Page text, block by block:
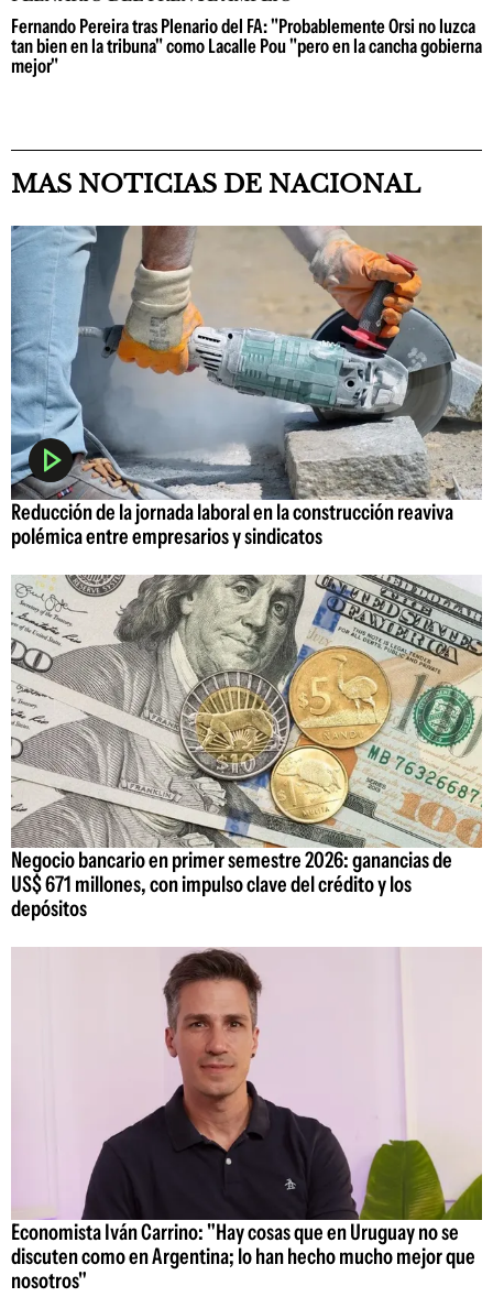
Fernando Pereira tras Plenario del FA: "Probablemente Orsi no luzca
tan bien en la tribuna" como Lacalle Pou "pero en la cancha gobierna
mejor"
MAS NOTICIAS DE NACIONAL
Reducción de la jornada laboral en la construcción reaviva
polémica entre empresarios y sindicatos
Negocio bancario en primer semestre 2026: ganancias de
US$ 671 millones, con impulso clave del crédito y los
depósitos
Economista Iván Carrino: "Hay cosas que en Uruguay no se
discuten como en Argentina; lo han hecho mucho mejor que
nosotros"